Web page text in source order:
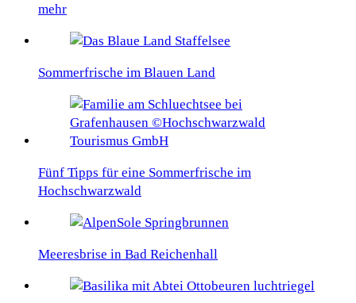
mehr
Sommerfrische im Blauen Land
Fünf Tipps für eine Sommerfrische im
Hochschwarzwald
Meeresbrise in Bad Reichenhall